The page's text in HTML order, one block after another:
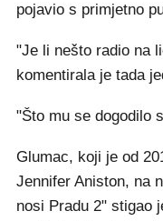
pojavio s primjetno
"Je li nešto radio na
komentirala je tada
"Što mu se dogodilo
Glumac, koji je od
Jennifer Aniston, na
nosi Pradu 2" stigao